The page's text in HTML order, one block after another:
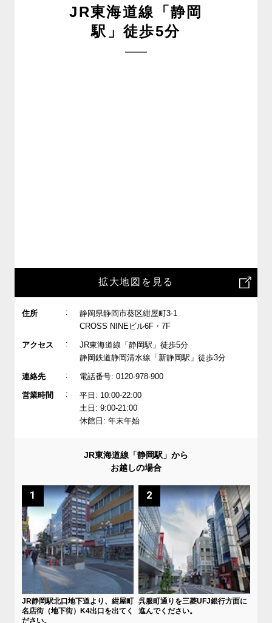
JR東海道線「静岡
駅」徒歩5分
拡大地図を見る
住所 :
静岡県静岡市葵区紺屋町3-1
CROSS NINEビル6F・7F
アクセス :
JR東海道線「静岡駅」徒歩5分
静岡鉄道静岡清水線「新静岡駅」徒歩3分
連絡先 : 電話番号: 0120-978-900
営業時間 :
平日: 10:00-22:00
土日: 9:00-21:00
休館日: 年末年始
JR東海道線「静岡駅」から
お越しの場合
1
JR静岡駅北口地下道より、紺屋町
名店街（地下街）K4出口を出てく
ださい。
2
呉服町通りを三菱UFJ銀行方面に
進んでください。